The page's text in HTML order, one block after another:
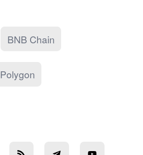
BNB Chain
Polygon